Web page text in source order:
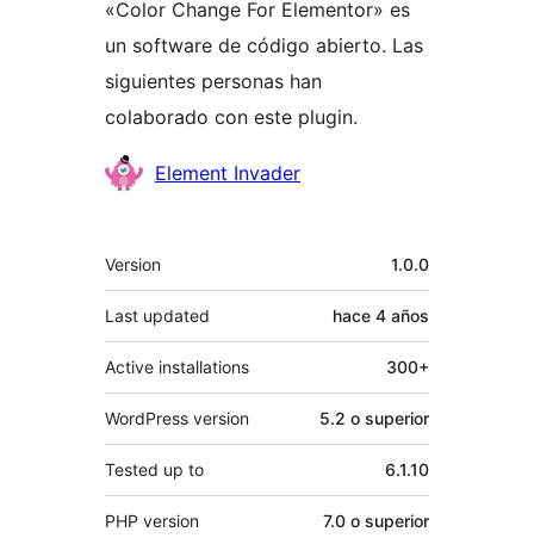
«Color Change For Elementor» es
un software de código abierto. Las
siguientes personas han
colaborado con este plugin.
Colaboradores
Element Invader
Meta
Version 1.0.0
Last updated hace 4 años
Active installations 300+
WordPress version 5.2 o superior
Tested up to 6.1.10
PHP version 7.0 o superior